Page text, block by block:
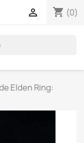
shopping_cart (0)

Elden Ring: